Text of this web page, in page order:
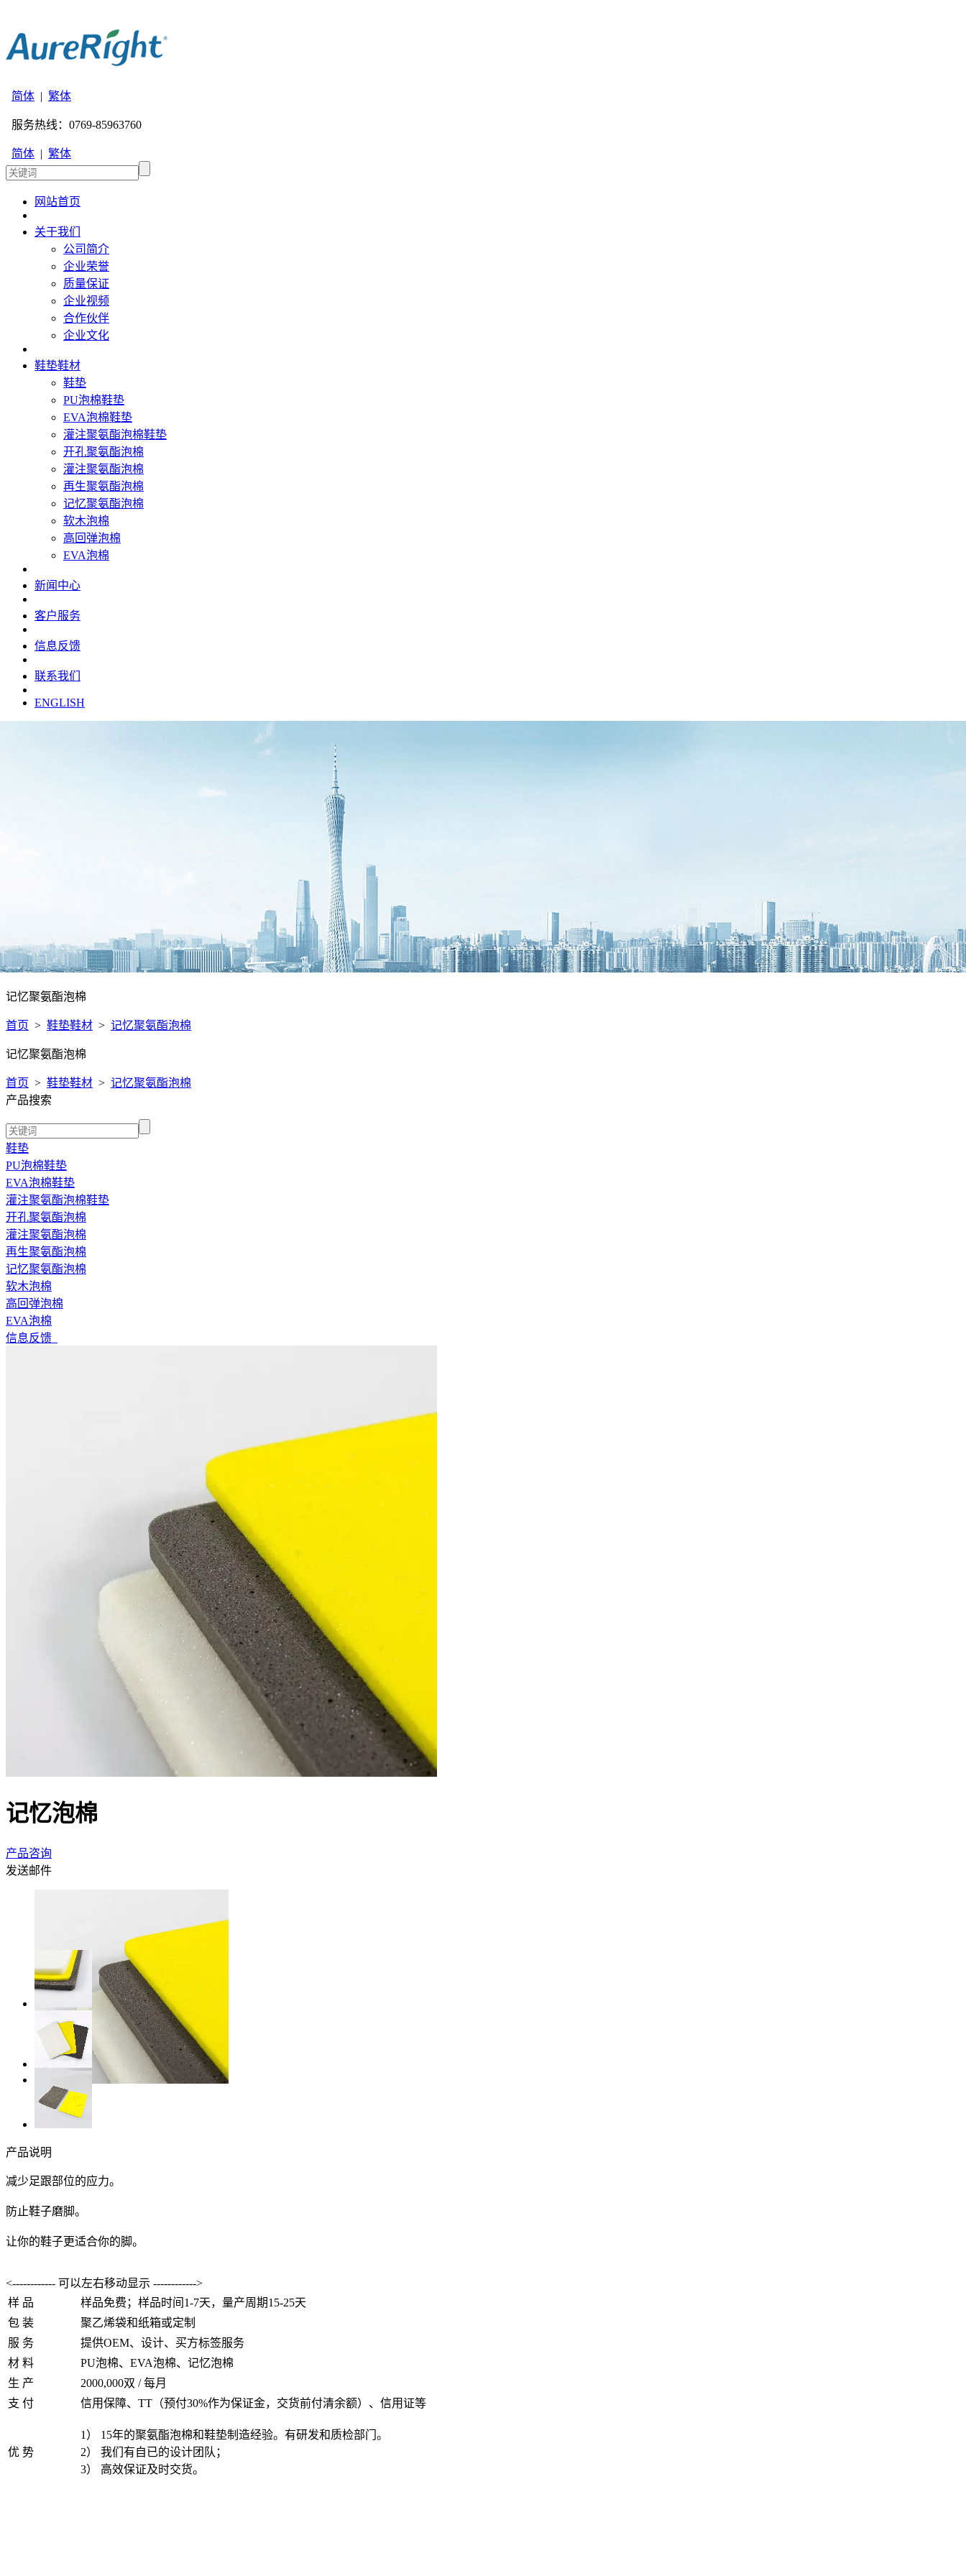
简体 | 繁体
服务热线：0769-85963760
简体 | 繁体
网站首页
关于我们
公司简介
企业荣誉
质量保证
企业视频
合作伙伴
企业文化
鞋垫鞋材
鞋垫
PU泡棉鞋垫
EVA泡棉鞋垫
灌注聚氨酯泡棉鞋垫
开孔聚氨酯泡棉
灌注聚氨酯泡棉
再生聚氨酯泡棉
记忆聚氨酯泡棉
软木泡棉
高回弹泡棉
EVA泡棉
新闻中心
客户服务
信息反馈
联系我们
ENGLISH
记忆聚氨酯泡棉
首页 > 鞋垫鞋材 > 记忆聚氨酯泡棉
记忆聚氨酯泡棉
首页 > 鞋垫鞋材 > 记忆聚氨酯泡棉
产品搜索
鞋垫
PU泡棉鞋垫
EVA泡棉鞋垫
灌注聚氨酯泡棉鞋垫
开孔聚氨酯泡棉
灌注聚氨酯泡棉
再生聚氨酯泡棉
记忆聚氨酯泡棉
软木泡棉
高回弹泡棉
EVA泡棉
信息反馈
记忆泡棉
产品咨询
发送邮件
产品说明
减少足跟部位的应力。
防止鞋子磨脚。
让你的鞋子更适合你的脚。
<------------ 可以左右移动显示 ------------>
样 品
样品免费；样品时间1-7天，量产周期15-25天
包 装
聚乙烯袋和纸箱或定制
服 务
提供OEM、设计、买方标签服务
材 料
PU泡棉、EVA泡棉、记忆泡棉
生 产
2000,000双 / 每月
支 付
信用保障、TT（预付30%作为保证金，交货前付清余额）、信用证等
优 势
1） 15年的聚氨酯泡棉和鞋垫制造经验。有研发和质检部门。
2） 我们有自已的设计团队；
3） 高效保证及时交货。